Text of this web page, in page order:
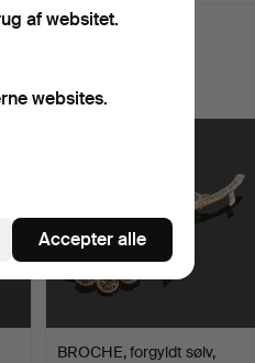
BROCHE, forgyldt sølv,
af websitet.
websites.
Accepter alle